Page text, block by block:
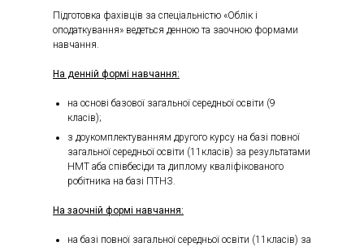
Підготовка фахівців за спеціальністю «Облік і
оподаткування» ведеться денною та заочною формами
навчання.
На денній формі навчання:
на основі базової загальної середньої освіти (9
класів);
з доукомплектуванням другого курсу на базі повної
загальної середньої освіти (11класів) за результатами
НМТ аба співбесіди та диплому кваліфікованого
робітника на базі ПТНЗ.
На заочній формі навчання:
на базі повної загальної середньої освіти (11класів) за